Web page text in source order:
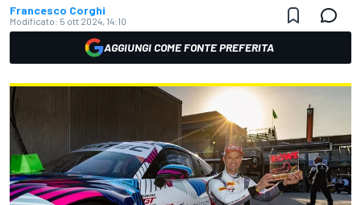
Francesco Corghi
Modificato: 5 ott 2024, 14:10
AGGIUNGI COME FONTE PREFERITA